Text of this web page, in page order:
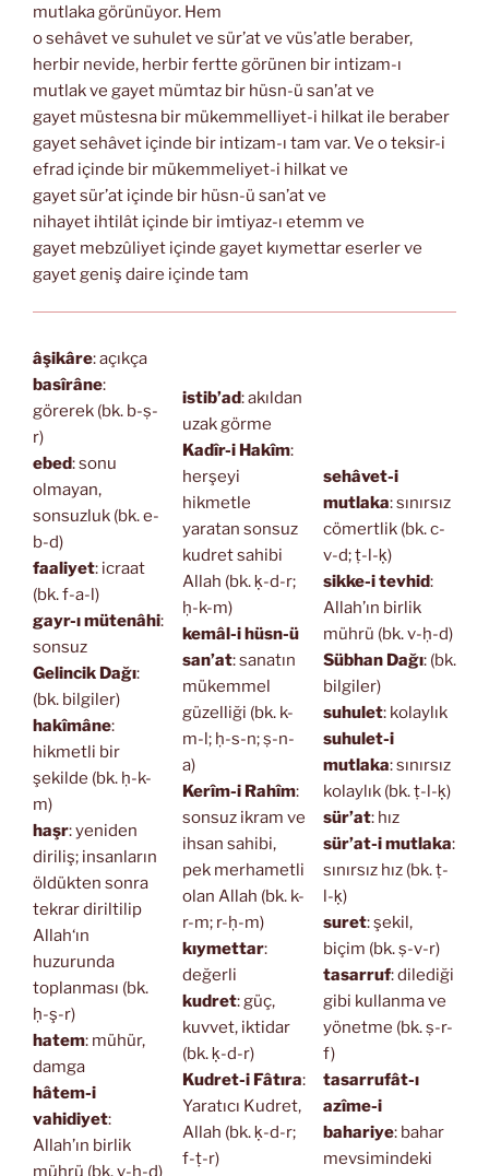
mutlaka görünüyor. Hem
o sehâvet ve suhulet ve sür’at ve vüs’atle beraber,
herbir nevide, herbir fertte görünen bir intizam-ı
mutlak ve gayet mümtaz bir hüsn-ü san’at ve
gayet müstesna bir mükemmelliyet-i hilkat ile beraber
gayet sehâvet içinde bir intizam-ı tam var. Ve o teksir-i
efrad içinde bir mükemmeliyet-i hilkat ve
gayet sür’at içinde bir hüsn-ü san’at ve
nihayet ihtilât içinde bir imtiyaz-ı etemm ve
gayet mebzûliyet içinde gayet kıymettar eserler ve
gayet geniş daire içinde tam
âşikâre: açıkça
basîrâne:
görerek (bk. b-ṣ-
r)
ebed: sonu
olmayan,
sonsuzluk (bk. e-
b-d)
faaliyet: icraat
(bk. f-a-l)
gayr-ı mütenâhi:
sonsuz
Gelincik Dağı:
(bk. bilgiler)
hakîmâne:
hikmetli bir
şekilde (bk. ḥ-k-
m)
haşr: yeniden
diriliş; insanların
öldükten sonra
tekrar diriltilip
Allah‘ın
huzurunda
toplanması (bk.
ḥ-ş-r)
hatem: mühür,
damga
hâtem-i
vahidiyet:
Allah’ın birlik
mührü (bk. v-ḥ-d)
istib’ad: akıldan
uzak görme
Kadîr-i Hakîm:
herşeyi
hikmetle
yaratan sonsuz
kudret sahibi
Allah (bk. ḳ-d-r;
ḥ-k-m)
kemâl-i hüsn-ü
san’at: sanatın
mükemmel
güzelliği (bk. k-
m-l; ḥ-s-n; ṣ-n-
a)
Kerîm-i Rahîm:
sonsuz ikram ve
ihsan sahibi,
pek merhametli
olan Allah (bk. k-
r-m; r-ḥ-m)
kıymettar:
değerli
kudret: güç,
kuvvet, iktidar
(bk. ḳ-d-r)
Kudret-i Fâtıra:
Yaratıcı Kudret,
Allah (bk. ḳ-d-r;
f-ṭ-r)
sehâvet-i
mutlaka: sınırsız
cömertlik (bk. c-
v-d; ṭ-l-ḳ)
sikke-i tevhid:
Allah’ın birlik
mührü (bk. v-ḥ-d)
Sübhan Dağı: (bk.
bilgiler)
suhulet: kolaylık
suhulet-i
mutlaka: sınırsız
kolaylık (bk. ṭ-l-ḳ)
sür’at: hız
sür’at-i mutlaka:
sınırsız hız (bk. ṭ-
l-ḳ)
suret: şekil,
biçim (bk. ṣ-v-r)
tasarruf: dilediği
gibi kullanma ve
yönetme (bk. ṣ-r-
f)
tasarrufât-ı
azîme-i
bahariye: bahar
mevsimindeki